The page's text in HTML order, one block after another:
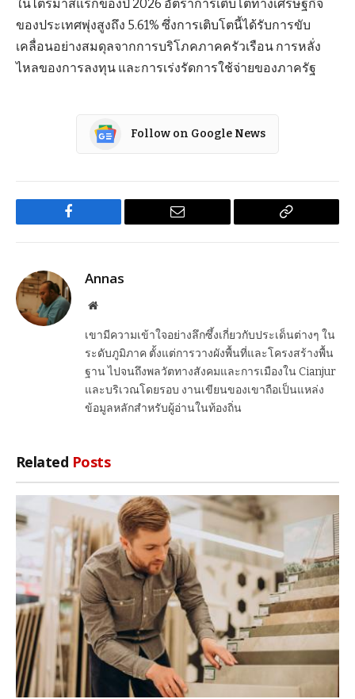
ในไตรมาสแรกของปี 2026 อัตราการเติบโตทางเศรษฐกิจ
ของประเทศพุ่งสูงถึง 5.61% ซึ่งการเติบโตนี้ได้รับการขับ
เคลื่อนอย่างสมดุลจากการบริโภคภาคครัวเรือน การหลั่ง
ไหลของการลงทุน และการเร่งรัดการใช้จ่ายของภาครัฐ
Follow on Google News
Facebook Email
Copy
Annas
Website
เขามีความเข้าใจอย่างลึกซึ้งเกี่ยวกับประเด็นต่างๆ ใน
ระดับภูมิภาค ตั้งแต่การวางผังพื้นที่และโครงสร้างพื้น
ฐาน ไปจนถึงพลวัตทางสังคมและการเมืองใน Cianjur
และบริเวณโดยรอบ งานเขียนของเขาถือเป็นแหล่ง
ข้อมูลหลักสำหรับผู้อ่านในท้องถิ่น
Related Posts